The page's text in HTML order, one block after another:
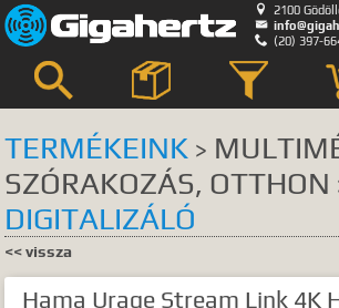
 2100

(20) 397-
Keresés
KERESÉS HELYE
összes egyik sem
TERMÉKEINK >
SZÓRAKOZÁS, OTTHON
DIGITALIZÁLÓ
<< vissza
Hama Urage Stream Link 4K